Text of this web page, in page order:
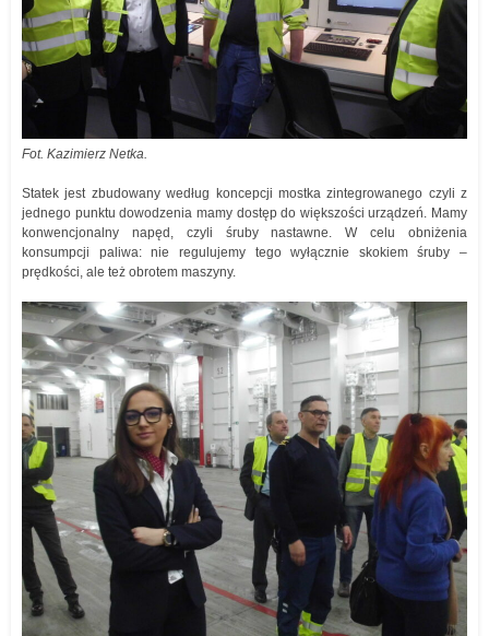
Fot. Kazimierz Netka.
Statek jest zbudowany według koncepcji mostka zintegrowanego czyli z
jednego punktu dowodzenia mamy dostęp do większości urządzeń. Mamy
konwencjonalny napęd, czyli śruby nastawne. W celu obniżenia
konsumpcji paliwa: nie regulujemy tego wyłącznie skokiem śruby –
prędkości, ale też obrotem maszyny.